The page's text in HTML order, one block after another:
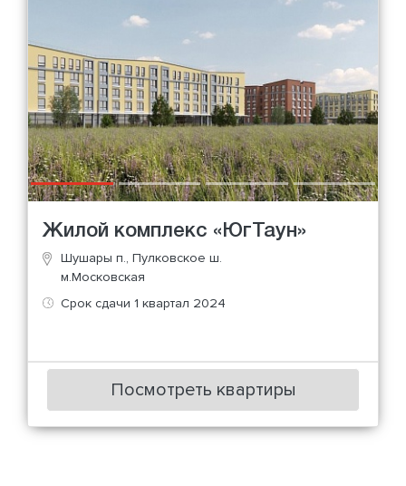
Жилой комплекс «ЮгТаун»
Шушары п., Пулковское ш.
м.Московская
Срок сдачи 1 квартал 2024
Посмотреть квартиры